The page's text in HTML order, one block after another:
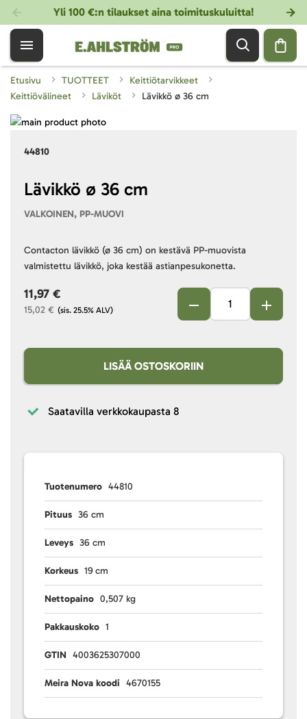
Yli 100 €:n tilaukset aina toimituskuluitta!
Etusivu TUOTTEET
Keittiötarvikkeet
Keittiövälineet
Läviköt Lävikkö ø 36 cm
44810
Lävikkö ø 36 cm
VALKOINEN, PP-MUOVI
Contacton lävikkö (ø 36 cm) on kestävä PP-muovista
valmistettu lävikkö, joka kestää astianpesukonetta.
(sis. 25.5% ALV)
15,02 €
11,97 €
LISÄÄ OSTOSKORIIN
Saatavilla verkkokaupasta 8
Tuotenumero 44810
Pituus 36 cm
Leveys 36 cm
Korkeus 19 cm
Nettopaino 0,507 kg
Pakkauskoko 1
GTIN 4003625307000
Meira Nova koodi 4670155
Skip
images
beginning
gallery